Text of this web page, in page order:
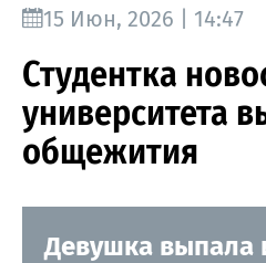
15 Июн, 2026 | 14:47
Студентка
университета
общежития
Девушка выпала